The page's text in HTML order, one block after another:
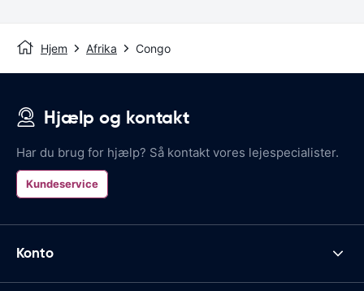
Hjem Afrika Congo
Hjælp og kontakt
Har du brug for hjælp? Så kontakt vores lejespecialister.
Kundeservice
Konto